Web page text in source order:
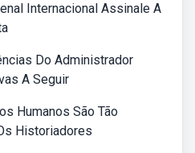
Internacional Assinale A
Do Administrador
A Seguir
Humanos São Tão
Historiadores